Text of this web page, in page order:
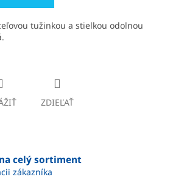
tužinkou a stielkou odolnou
ZDIEĽAŤ
celý sortiment
zákazníka